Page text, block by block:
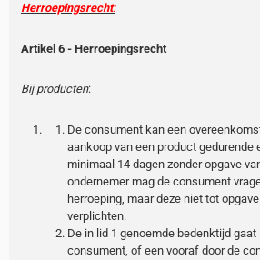
Herroepingsrecht:
Artikel 6 - Herroepingsrecht
Bij producten:
De consument kan een
aankoop van een product gedurende
minimaal 14 dagen zonder opgave
ondernemer mag de consument
herroeping, maar deze niet tot
verplichten.
De in lid 1 genoemde bedenktijd gaat
consument, of een vooraf door de